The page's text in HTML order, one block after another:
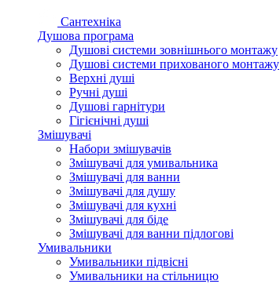
Сантехніка
Душова програма
Душові системи зовнішнього монтажу
Душові системи прихованого монтажу
Верхні душі
Ручні душі
Душові гарнітури
Гігієнічні душі
Змішувачі
Набори змішувачів
Змішувачі для умивальника
Змішувачі для ванни
Змішувачі для душу
Змішувачі для кухні
Змішувачі для біде
Змішувачі для ванни підлогові
Умивальники
Умивальники підвісні
Умивальники на стільницю